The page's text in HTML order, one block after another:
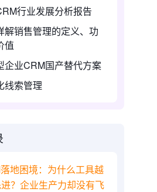
行业发展分析报告
解销售管理的定义、功
值
企业CRM国产替代方案
线索管理
地困境：为什么工具越
？企业生产力却没有飞